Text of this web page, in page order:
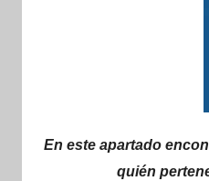
En este apartado
quién